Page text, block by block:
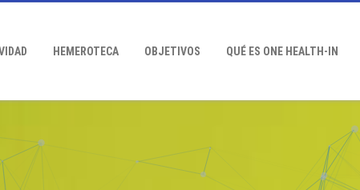
HEMEROTECA OBJETIVOS QUÉ ES ONE HEALTH-IN